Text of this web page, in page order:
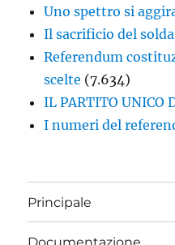
Uno spettro si
Il sacrificio del
Referendum
scelte (7.634)
IL PARTITO UNICO
I numeri del
Principale
Documentazione